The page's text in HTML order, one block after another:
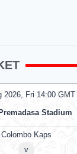
2026, Fri 14:00 GMT
Stadium
Colombo Kaps
v